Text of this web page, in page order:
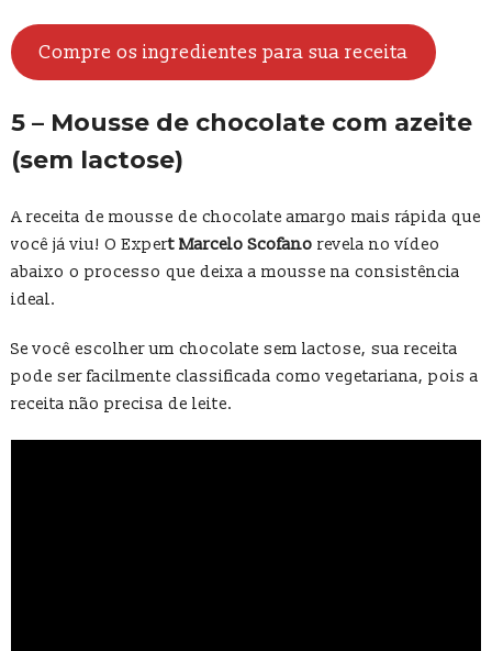
Compre os ingredientes para sua receita
5 – Mousse de chocolate com azeite
(sem lactose)
A receita de mousse de chocolate amargo mais rápida que
você já viu! O Expert Marcelo Scofano revela no vídeo
abaixo o processo que deixa a mousse na consistência
ideal.
Se você escolher um chocolate sem lactose, sua receita
pode ser facilmente classificada como vegetariana, pois a
receita não precisa de leite.